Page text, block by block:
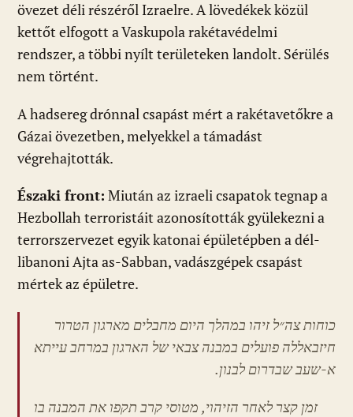
övezet déli részéről Izraelre. A lövedékek közül
kettőt elfogott a Vaskupola rakétavédelmi
rendszer, a többi nyílt területeken landolt. Sérülés
nem történt.
A hadsereg drónnal csapást mért a rakétavetőkre a
Gázai övezetben, melyekkel a támadást
végrehajtották.
Északi front: Miután az izraeli csapatok tegnap a
Hezbollah terroristáit azonosították gyülekezni a
terrorszervezet egyik katonai épületépben a dél-
libanoni Ajta as-Sabban, vadászgépek csapást
mértek az épületre.
כוחות צה״ל זיהו במהלך היום מחבלים מארגון הטרור
חיזבאללה פועלים במבנה צבאי של הארגון במרחב עייתא
א-שעב שבדרום לבנון.
זמן קצר לאחר הזיהוי, מטוסי קרב תקפו את המבנה בו